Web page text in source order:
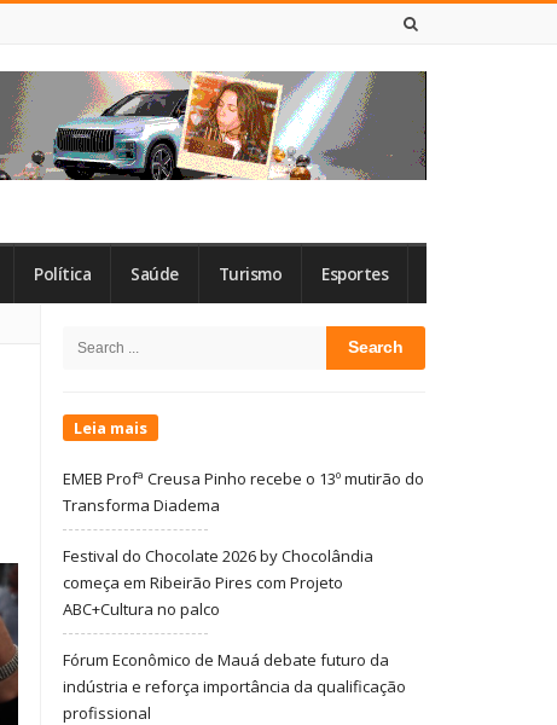
Política Saúde Turismo Esportes
Sidebar
Search
Leia mais
EMEB Profª Creusa Pinho recebe o 13º mutirão do
Transforma Diadema
Festival do Chocolate 2026 by Chocolândia
começa em Ribeirão Pires com Projeto
ABC+Cultura no palco
Fórum Econômico de Mauá debate futuro da
indústria e reforça importância da qualificação
profissional